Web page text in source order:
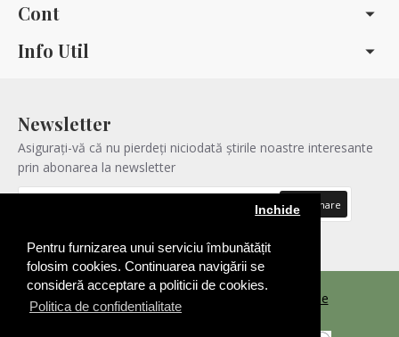
Pentru furnizarea unui serviciu îmbunătățit
folosim cookies. Continuarea navigării se
consideră acceptare a politicii de cookies.
Politica de confidentialitate
Inchide
Cont
Info Util
Newsletter
Asigurați-vă că nu pierdeți niciodată știrile noastre interesante
prin abonarea la newsletter
Abonare
Am citit şi sunt de acord cu Politica de confidentialitatea
Copyright © 2021 | Realizare Magazin Online